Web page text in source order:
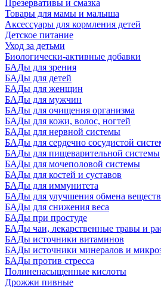
Презервативы и смазка
Товары для мамы и малыша
Аксессуары для кормления детей
Детское питание
Уход за детьми
Биологически-активные добавки
БАДы для зрения
БАДы для детей
БАДы для женщин
БАДы для мужчин
БАДы для очищения организма
БАДы для кожи, волос, ногтей
БАДы для нервной системы
БАДы для сердечно сосудистой
БАДы для пищеварительной системы
БАДы для мочеполовой системы
БАДы для костей и суставов
БАДы для иммунитета
БАДы для улучшения обмена веществ
БАДы для снижения веса
БАДы при простуде
БАДы чаи, лекарственные травы и
БАДы источники витаминов
БАДы источники минералов и
БАДы против стресса
Полиненасыщенные кислоты
Дрожжи пивные